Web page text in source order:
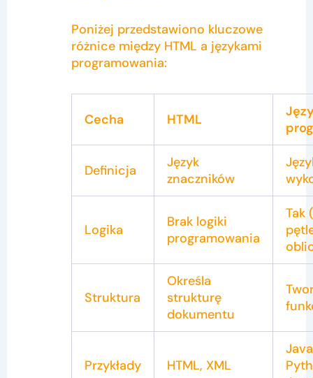
Poniżej przedstawiono kluczowe
różnice między HTML a językami
programowania:
Cecha HTML
Definicja
Język
znaczników
Logika
Brak logiki
programowania
Tak
Struktura
Określa
strukturę
dokumentu
Przykłady HTML, XML